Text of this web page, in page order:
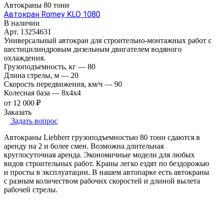
Автокраны 80 тонн
Автокран Romey KLO 1080
В наличии
Арт. 13254631
Универсальный автокран для строительно-монтажных работ с
шестицилиндровым дизельным двигателем водяного
охлаждения.
Грузоподъемность, кг — 80
Длина стрелы, м — 20
Скорость передвижения, км/ч — 90
Колесная база — 8х4х4
от 12 000 ₽
Заказать
Задать вопрос
Автокраны Liebherr грузоподъемностью 80 тонн сдаются в
аренду на 2 и более смен. Возможна длительная
круглосуточная аренда. Экономичные модели для любых
видов строительных работ. Краны легко ездят по бездорожью
и просты в эксплуатации. В нашем автопарке есть автокраны
с разным количеством рабочих скоростей и длиной вылета
рабочей стрелы.